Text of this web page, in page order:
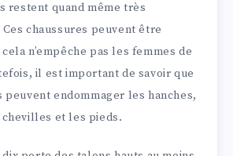
restent quand même très
chaussures peuvent être
n’empêche pas les femmes de
il est important de savoir que
endommager les hanches,
et les pieds.